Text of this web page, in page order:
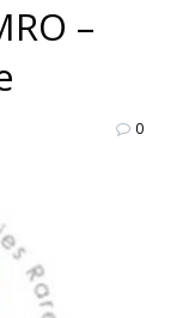
–
0